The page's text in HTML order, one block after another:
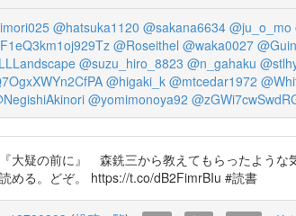
@hatsuka1120 @sakana6634 @ju_o_mo
@Roseithel @waka0027
@suzu_hiro_8823 @n_gahaku
@higaki_k @mtcedar1972
@yomimonoya92
大疑の前に』 森銑三から教えてもらったよう
める。どぞ。 https://t.co/dB2FimrBIu #読書